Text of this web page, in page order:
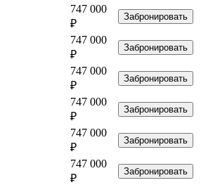
747 000
₽
Забронировать
747 000
₽
Забронировать
747 000
₽
Забронировать
747 000
₽
Забронировать
747 000
₽
Забронировать
747 000
₽
Забронировать